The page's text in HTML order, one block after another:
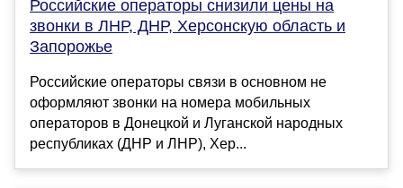
Российские операторы снизили цены на
звонки в ЛНР, ДНР, Херсонскую область и
Запорожье
Российские операторы связи в основном не
оформляют звонки на номера мобильных
операторов в Донецкой и Луганской народных
республиках (ДНР и ЛНР), Хер...